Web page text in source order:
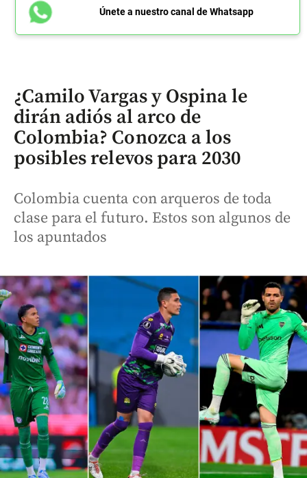
Únete a nuestro canal de Whatsapp
¿Camilo Vargas y Ospina le
dirán adiós al arco de
Colombia? Conozca a los
posibles relevos para 2030
Colombia cuenta con arqueros de toda
clase para el futuro. Estos son algunos de
los apuntados